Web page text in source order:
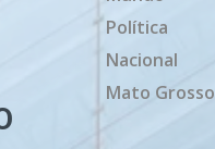
Política
Nacional
Mato Grosso